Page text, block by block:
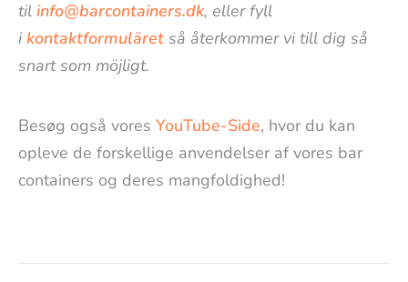
til info@barcontainers.dk, eller fyll
i kontaktformuläret så återkommer vi till dig så
snart som möjligt.
Besøg også vores YouTube-Side, hvor du kan
opleve de forskellige anvendelser af vores bar
containers og deres mangfoldighed!